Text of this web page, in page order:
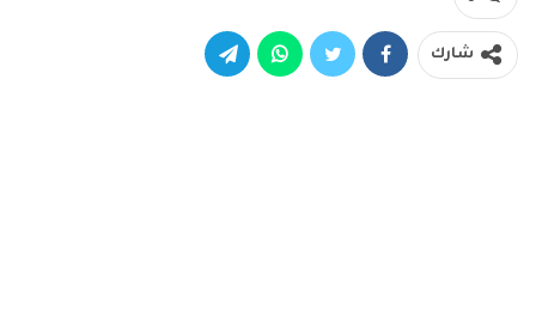
شارك